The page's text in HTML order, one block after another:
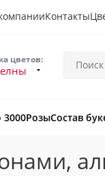
Контакты
цветов:
3000РозыСостав